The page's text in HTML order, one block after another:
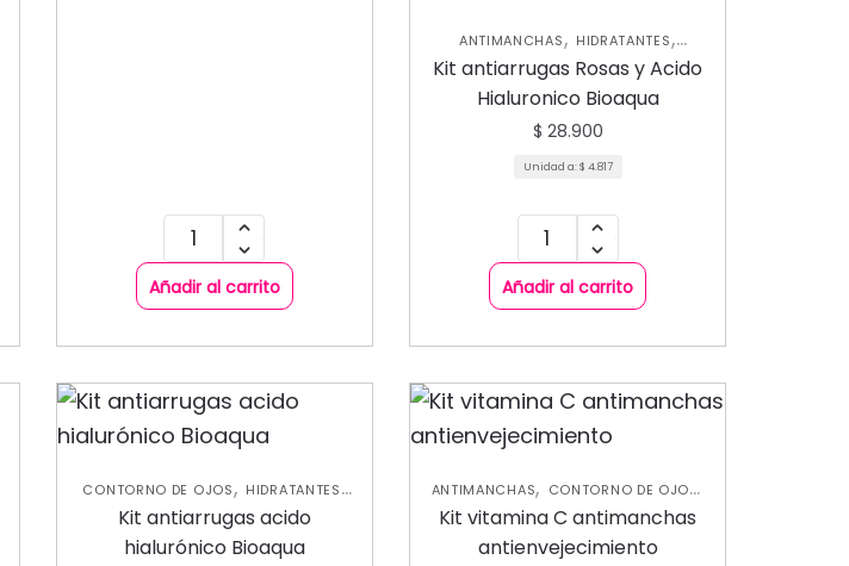
Añadir al carrito
ANTIMANCHAS, HIDRATANTES,
JABONES Y EXFOLIANTES,KITS PROMO
, MASCARILLAS , SKIN CARE
FACIAL
Kit antiarrugas Rosas y Acido
Hialuronico Bioaqua
$ 28.900
Unidad a:$ 4.817
Añadir al carrito
CONTORNO DE OJOS, HIDRATANTES,
JABONES Y EXFOLIANTES,KITS PROMO
, MASCARILLAS ,
FACIAL
Kit antiarrugas acido
hialurónico Bioaqua
ANTIMANCHAS, CONTORNO DE OJOS,
HIDRATANTES,KITS PROMO SKIN
,
Kit vitamina C antimanchas
antienvejecimiento